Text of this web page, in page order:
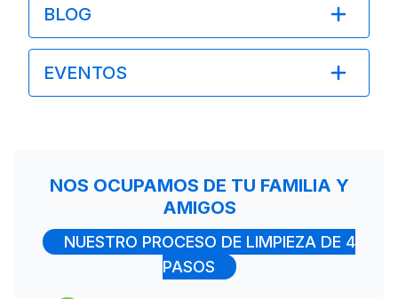
BLOG
EVENTOS
NOS OCUPAMOS DE TU FAMILIA Y
AMIGOS
NUESTRO PROCESO DE LIMPIEZA DE 4
PASOS